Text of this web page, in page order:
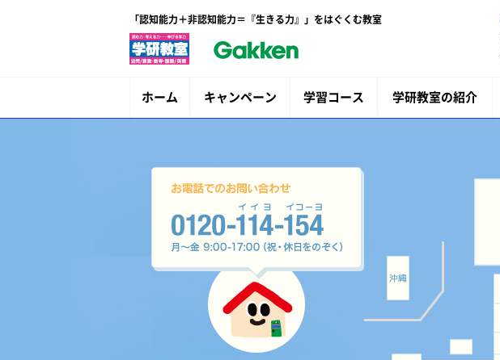
「認知能力＋非認知能力＝『生きる力』」をはぐくむ教室
ホーム キャンペーン 学習コース 学研教室の紹介